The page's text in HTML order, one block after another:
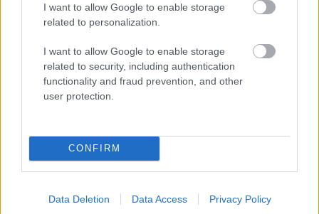
I want to allow Google to enable storage
related to personalization.
I want to allow Google to enable storage
related to security, including authentication
functionality and fraud prevention, and other
user protection.
CONFIRM
Data Deletion Data Access Privacy Policy
1. Dario Cologna SUI 1900
2. Devon Kershaw CAN 1214
3. Petter Northug NOR 1199
4. Aleksander Legkov RUS 954
5. Marcus Hellner SWE 935
39. Matti Heikkinen 207
48. Matias Strandvall 178
56. Anssi Pentsinen 143
79. Martti Jylhä 62